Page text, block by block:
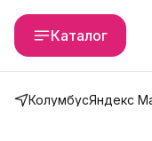
Каталог
КолумбусЯндекс